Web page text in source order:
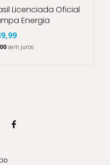
Licenciada Oficial
Energia
sem juros